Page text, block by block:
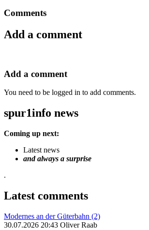
Comments
Add a comment
Add a comment
You need to be logged in to add comments.
spur1info news
Coming up next:
Latest news
and always a surprise
.
Latest comments
Modernes an der Güterbahn (2)
30.07.2026 20:43 Oliver Raab